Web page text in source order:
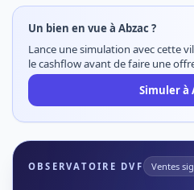
Un bien en vue à Abzac ?
Lance une simulation avec cette
le cashflow avant de faire une
Simuler à
OBSERVATOIRE DVF Ventes